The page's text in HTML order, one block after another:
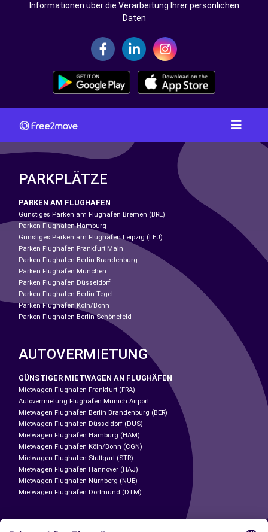
Informationen über die Verarbeitung Ihrer persönlichen
Daten
PARKPLÄTZE
PARKEN AM FLUGHAFEN
Günstiges Parken am Flughafen Bremen (BRE)
Parken Flughafen Hamburg
Günstiges Parken am Flughafen Leipzig (LEJ)
Parken Flughafen Frankfurt Main
Parken Flughafen Berlin Brandenburg
Parken Flughafen München
Parken Flughafen Düsseldorf
Parken Flughafen Berlin-Tegel
Parken Flughafen Köln/Bonn
Parken Flughafen Berlin-Schönefeld
AUTOVERMIETUNG
GÜNSTIGER MIETWAGEN AN FLUGHÄFEN
Mietwagen Flughafen Frankfurt (FRA)
Autovermietung Flughafen Munich Airport
Mietwagen Flughafen Berlin Brandenburg (BER)
Mietwagen Flughafen Düsseldorf (DUS)
Mietwagen Flughafen Hamburg (HAM)
Mietwagen Flughafen Köln/Bonn (CGN)
Mietwagen Flughafen Stuttgart (STR)
Mietwagen Flughafen Hannover (HAJ)
Mietwagen Flughafen Nürnberg (NUE)
Mietwagen Flughafen Dortmund (DTM)